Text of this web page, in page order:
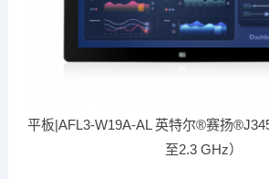
平板|AFL3-W19A-AL 英特尔®赛扬
至2.3 GHz）